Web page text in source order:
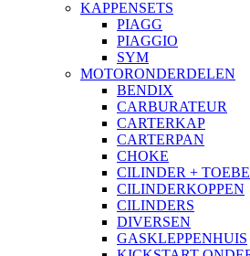
KAPPENSETS
PIAGG
PIAGGIO
SYM
MOTORONDERDELEN
BENDIX
CARBURATEUR
CARTERKAP
CARTERPAN
CHOKE
CILINDER +
CILINDERKOPPEN
CILINDERS
DIVERSEN
GASKLEPPENHUIS